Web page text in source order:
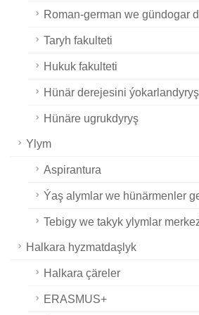
Roman-german we gündogar
Taryh fakulteti
Hukuk fakulteti
Hünär derejesini
Hünäre ugrukdyryş
Ylym
Aspirantura
Ýaş alymlar we hünärmenler
Tebigy we takyk ylymlar
Halkara hyzmatdaşlyk
Halkara çäreler
ERASMUS+